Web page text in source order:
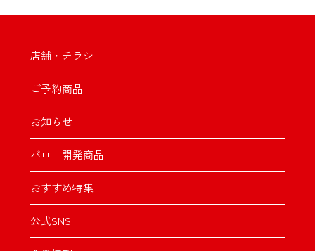
店舗・チラシ
ご予約商品
お知らせ
バロー開発商品
おすすめ特集
公式SNS